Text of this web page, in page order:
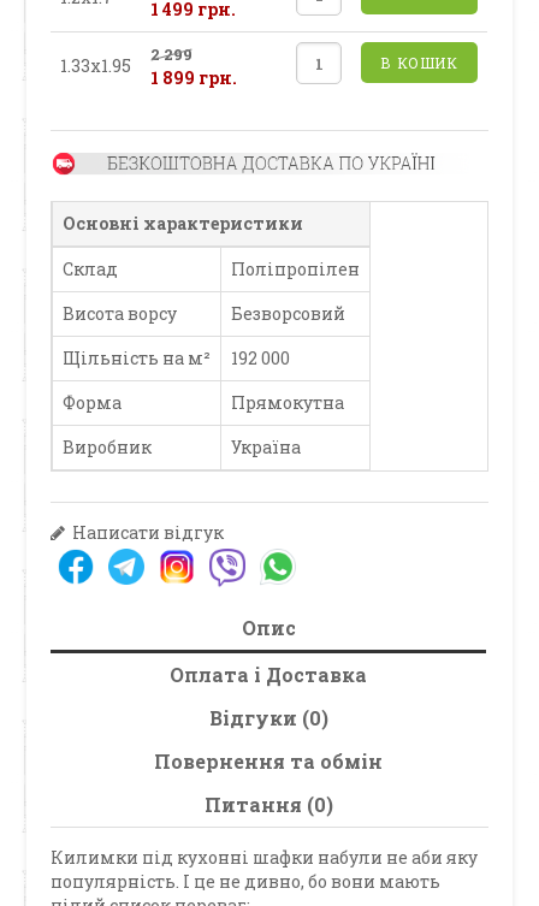
1 499 грн.
1.33х1.95 2 299
1 899 грн.
В КОШИК
Основні характеристики
Склад
Поліпропілен
Висота ворсу
Безворсовий
Щільність на м²
192 000
Форма
Прямокутна
Виробник
Україна
Написати відгук
Опис
Оплата і Доставка
Відгуки (0)
Повернення та обмін
Питання (0)
Килимки під кухонні шафки набули не аби яку
популярність. І це не дивно, бо вони мають